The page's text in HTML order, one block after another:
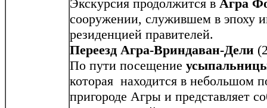
Экскурсия продолжится в Агра
сооружении, служившем в эпоху
резиденцией правителей.
Переезд Агра-Вриндаван-Дели
По пути посещение
которая находится в небольшом
пригороде Агры и представляет